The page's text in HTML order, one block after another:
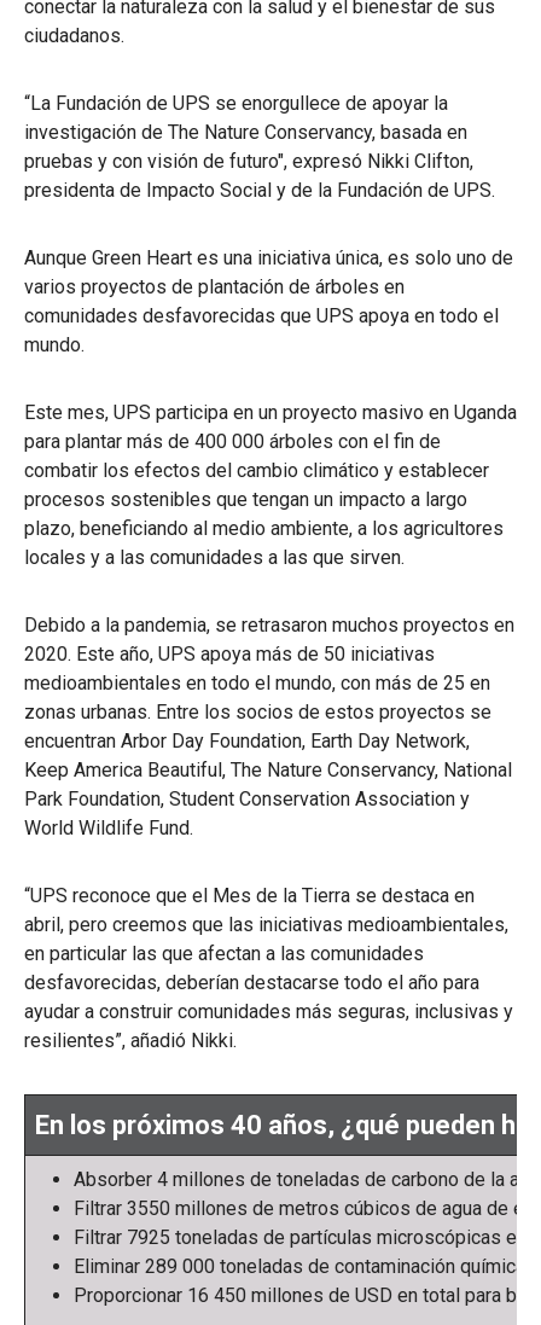
conectar la naturaleza con la salud y el bienestar de sus
ciudadanos.
“La Fundación de UPS se enorgullece de apoyar la
investigación de The Nature Conservancy, basada en
pruebas y con visión de futuro", expresó Nikki Clifton,
presidenta de Impacto Social y de la Fundación de UPS.
Aunque Green Heart es una iniciativa única, es solo uno de
varios proyectos de plantación de árboles en
comunidades desfavorecidas que UPS apoya en todo el
mundo.
Este mes, UPS participa en un proyecto masivo en Uganda
para plantar más de 400 000 árboles con el fin de
combatir los efectos del cambio climático y establecer
procesos sostenibles que tengan un impacto a largo
plazo, beneficiando al medio ambiente, a los agricultores
locales y a las comunidades a las que sirven.
Debido a la pandemia, se retrasaron muchos proyectos en
2020. Este año, UPS apoya más de 50 iniciativas
medioambientales en todo el mundo, con más de 25 en
zonas urbanas. Entre los socios de estos proyectos se
encuentran Arbor Day Foundation, Earth Day Network,
Keep America Beautiful, The Nature Conservancy, National
Park Foundation, Student Conservation Association y
World Wildlife Fund.
“UPS reconoce que el Mes de la Tierra se destaca en
abril, pero creemos que las iniciativas medioambientales,
en particular las que afectan a las comunidades
desfavorecidas, deberían destacarse todo el año para
ayudar a construir comunidades más seguras, inclusivas y
resilientes”, añadió Nikki.
En los próximos 40 años, ¿qué pueden
Absorber 4 millones de toneladas de carbono de la
Filtrar 3550 millones de metros cúbicos de agua de
Filtrar 7925 toneladas de partículas microscópicas en
Eliminar 289 000 toneladas de contaminación química
Proporcionar 16 450 millones de USD en total para